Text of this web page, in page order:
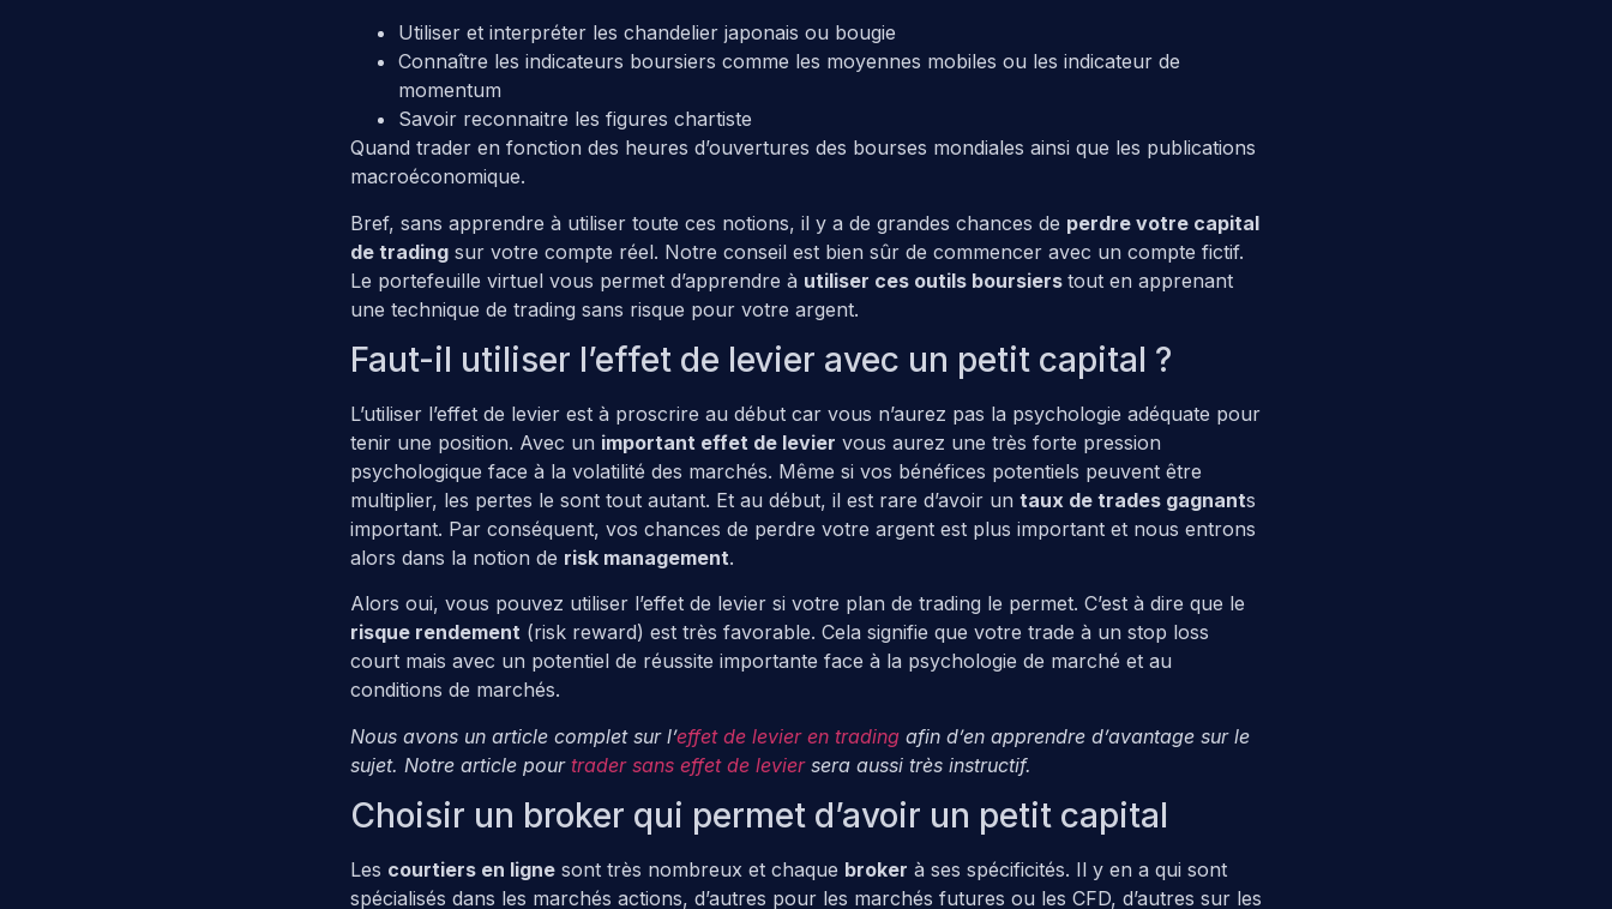
Utiliser et interpréter les chandelier japonais ou bougie
Connaître les indicateurs boursiers comme les moyennes mobiles ou les indicateur de
momentum
Savoir reconnaitre les figures chartiste
Quand trader en fonction des heures d’ouvertures des bourses mondiales ainsi que les publications
macroéconomique.
Bref, sans apprendre à utiliser toute ces notions, il y a de grandes chances de perdre votre capital
de trading sur votre compte réel. Notre conseil est bien sûr de commencer avec un compte fictif.
Le portefeuille virtuel vous permet d’apprendre à utiliser ces outils boursiers tout en apprenant
une technique de trading sans risque pour votre argent.
Faut-il utiliser l’effet de levier avec un petit capital ?
L’utiliser l’effet de levier est à proscrire au début car vous n’aurez pas la psychologie adéquate pour
tenir une position. Avec un important effet de levier vous aurez une très forte pression
psychologique face à la volatilité des marchés. Même si vos bénéfices potentiels peuvent être
multiplier, les pertes le sont tout autant. Et au début, il est rare d’avoir un taux de trades gagnants
important. Par conséquent, vos chances de perdre votre argent est plus important et nous entrons
alors dans la notion de risk management.
Alors oui, vous pouvez utiliser l’effet de levier si votre plan de trading le permet. C’est à dire que le
risque rendement (risk reward) est très favorable. Cela signifie que votre trade à un stop loss
court mais avec un potentiel de réussite importante face à la psychologie de marché et au
conditions de marchés.
Nous avons un article complet sur l’effet de levier en trading afin d’en apprendre d’avantage sur le
sujet. Notre article pour trader sans effet de leviersera aussi très instructif.
Choisir un broker qui permet d’avoir un petit capital
Les courtiers en ligne sont très nombreux et chaque broker à ses spécificités. Il y en a qui sont
spécialisés dans les marchés actions, d’autres pour les marchés futures ou les CFD, d’autres sur les